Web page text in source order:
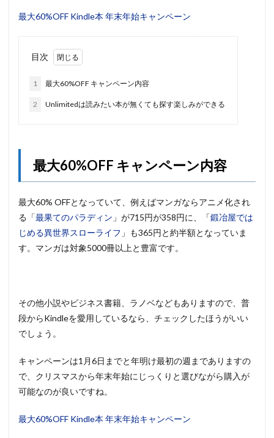
最大60%OFF Kindle本 年末年始キャンペーン
目次
1 最大60%OFF キャンペーン内容
2 Unlimitedは読みたい本が無くても探す楽しみができる
最大60%OFF キャンペーン内容
最大60% OFFとなっていて、例えばマンガならアニメ化され
る「最果てのパラディン 」が715円が358円に、「鍛冶屋では
じめる異世界スローライフ 」も365円と約半額となっていま
す。マンガは対象5000冊以上と豊富です。
その他小説やビジネス書籍、ラノベなどもありますので、普
段からKindleを愛用しているなら、チェックしたほうがいい
でしょう。
キャンペーンは1月6日までと年明け最初の週までありますの
で、クリスマスから年末年始にじっくりと選びながら購入が
可能なのが良いですね。
最大60%OFF Kindle本 年末年始キャンペーン